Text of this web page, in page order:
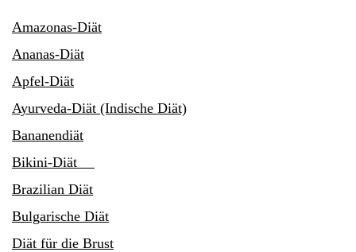
Amazonas-Diät
Ananas-Diät
Apfel-Diät
Ayurveda-Diät (Indische Diät)
Bananendiät
Bikini-Diät
Brazilian Diät
Bulgarische Diät
Diät für die Brust